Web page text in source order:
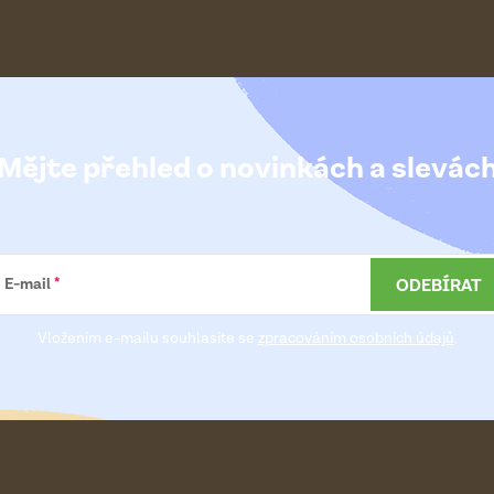
Mějte přehled o novinkácha
E-mail
Vložením e-mailu souhlasíte se zpracováním osobních údajů.
ODEBÍRAT